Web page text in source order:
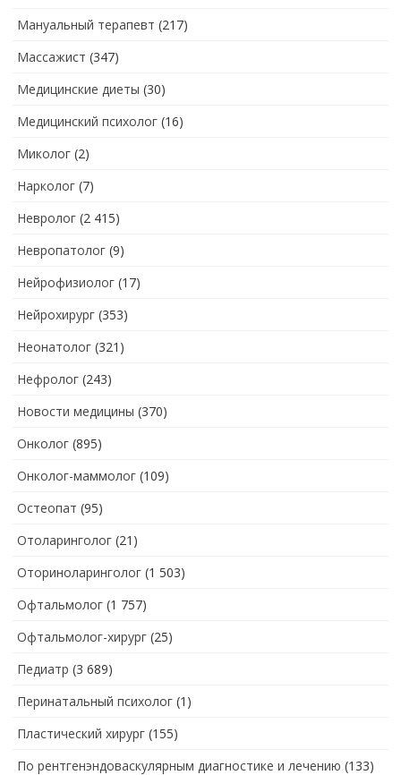
Мануальный терапевт (217)
Массажист (347)
Медицинские диеты (30)
Медицинский психолог (16)
Миколог (2)
Нарколог (7)
Невролог (2 415)
Невропатолог (9)
Нейрофизиолог (17)
Нейрохирург (353)
Неонатолог (321)
Нефролог (243)
Новости медицины (370)
Онколог (895)
Онколог-маммолог (109)
Остеопат (95)
Отоларинголог (21)
Оториноларинголог (1 503)
Офтальмолог (1 757)
Офтальмолог-хирург (25)
Педиатр (3 689)
Перинатальный психолог (1)
Пластический хирург (155)
По рентгенэндоваскулярным диагностике и лечению (133)